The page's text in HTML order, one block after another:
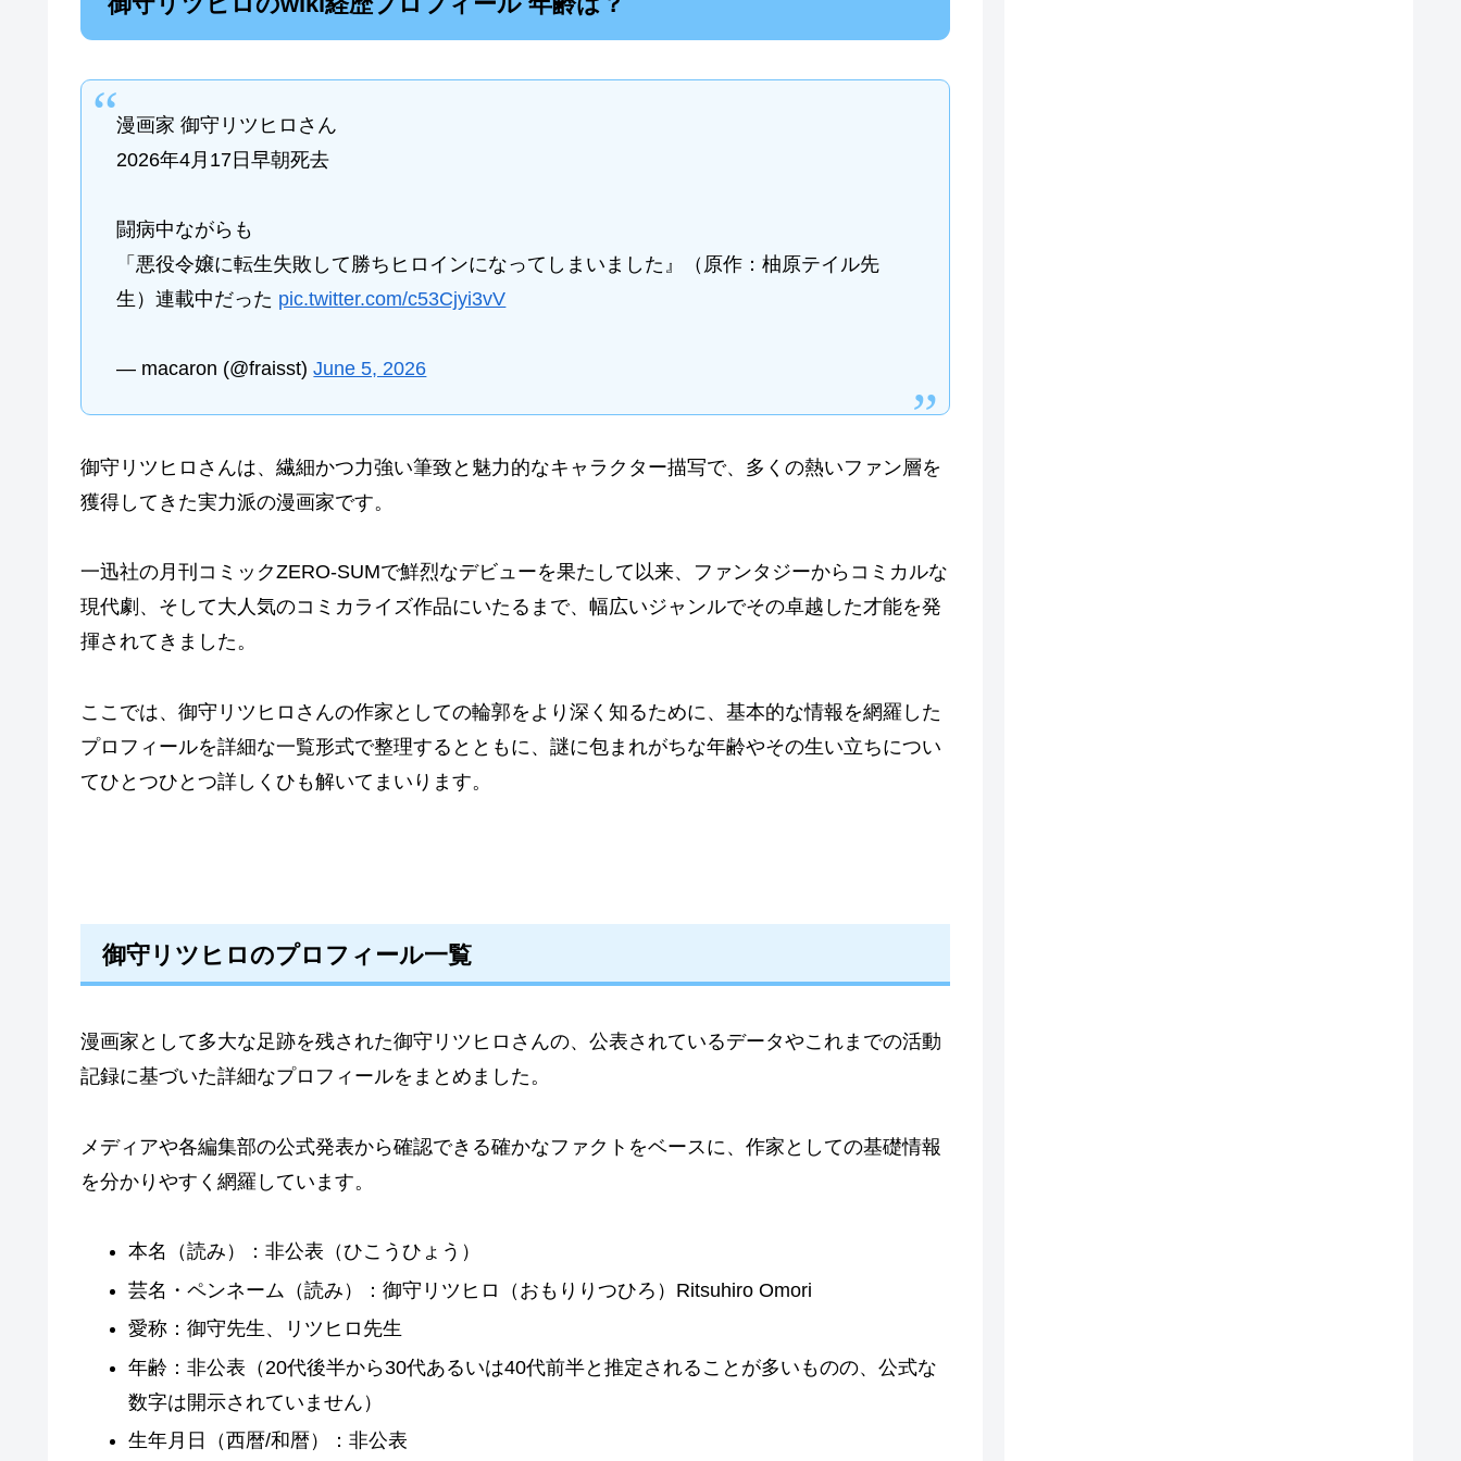
漫画家 御守リツヒロさん
2026年4月17日早朝死去
闘病中ながらも
「悪役令嬢に転生失敗して勝ちヒロインになってしまいました』（原作：柚原テイル先
生）連載中だった pic.twitter.com/c53Cjyi3vV
— macaron (@fraisst)June 5, 2026
御守リツヒロさんは、繊細かつ力強い筆致と魅力的なキャラクター描写で、多くの熱いファン層を
獲得してきた実力派の漫画家です。
一迅社の月刊コミックZERO-SUMで鮮烈なデビューを果たして以来、ファンタジーからコミカルな
現代劇、そして大人気のコミカライズ作品にいたるまで、幅広いジャンルでその卓越した才能を発
揮されてきました。
ここでは、御守リツヒロさんの作家としての輪郭をより深く知るために、基本的な情報を網羅した
プロフィールを詳細な一覧形式で整理するとともに、謎に包まれがちな年齢やその生い立ちについ
てひとつひとつ詳しくひも解いてまいります。
御守リツヒロのプロフィール一覧
漫画家として多大な足跡を残された御守リツヒロさんの、公表されているデータやこれまでの活動
記録に基づいた詳細なプロフィールをまとめました。
メディアや各編集部の公式発表から確認できる確かなファクトをベースに、作家としての基礎情報
を分かりやすく網羅しています。
本名（読み）：非公表（ひこうひょう）
芸名・ペンネーム（読み）：御守リツヒロ（おもりりつひろ）Ritsuhiro Omori
愛称：御守先生、リツヒロ先生
年齢：非公表（20代後半から30代あるいは40代前半と推定されることが多いものの、公式な
数字は開示されていません）
生年月日（西暦/和暦）：非公表